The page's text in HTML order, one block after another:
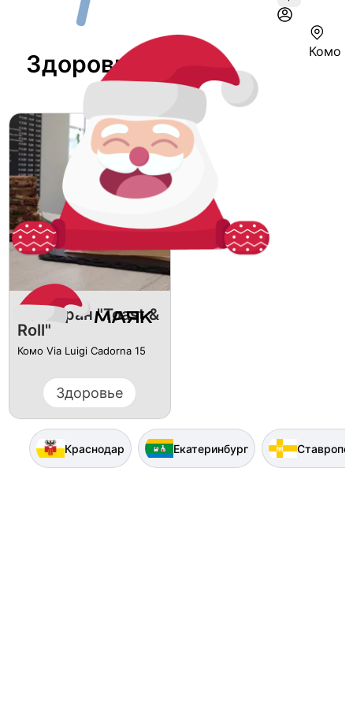
Комо
Здоровье В Комо
Ресторан "Toast &
Roll"
Комо Via Luigi Cadorna 15
Здоровье
Краснодар Екатеринбург